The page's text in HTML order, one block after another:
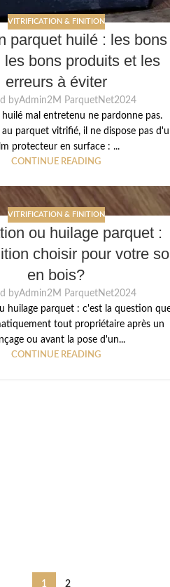
VITRIFICATION & FINITION
parquet huilé : les bons
les bons produits et les
erreurs à éviter
byAdmin2M ParquetNet2024
mal entretenu ne pardonne pas.
parquet vitrifié, il ne dispose pas
protecteur en surface : ...
CONTINUE READING
VITRIFICATION & FINITION
ou huilage parquet :
choisir pour votre
en bois?
byAdmin2M ParquetNet2024
huilage parquet : c'est la question
tout propriétaire après un
ou avant la pose d'un...
CONTINUE READING
1 2